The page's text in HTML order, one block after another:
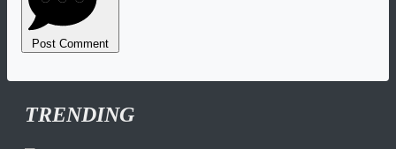
Post Comment
TRENDING